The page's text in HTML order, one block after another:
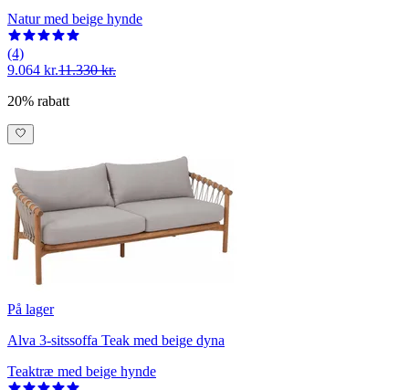
Natur med beige hynde
(4)
9.064 kr.11.330 kr.
20% rabatt
På lager
Alva 3-sitssoffa Teak med beige dyna
Teaktræ med beige hynde